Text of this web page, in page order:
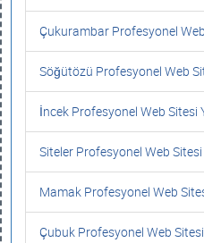
Çukurambar Profesyonel
Söğütözü Profesyonel Web
İncek Profesyonel Web Sitesi
Siteler Profesyonel Web Sitesi
Mamak Profesyonel Web
Çubuk Profesyonel Web Sitesi